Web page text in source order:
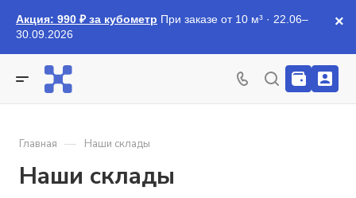
Акция: 990 ₽ за кубометр При заказе от 10 м³ · 22.06–
30.09.2026
×
Главная — Наши склады
Наши склады